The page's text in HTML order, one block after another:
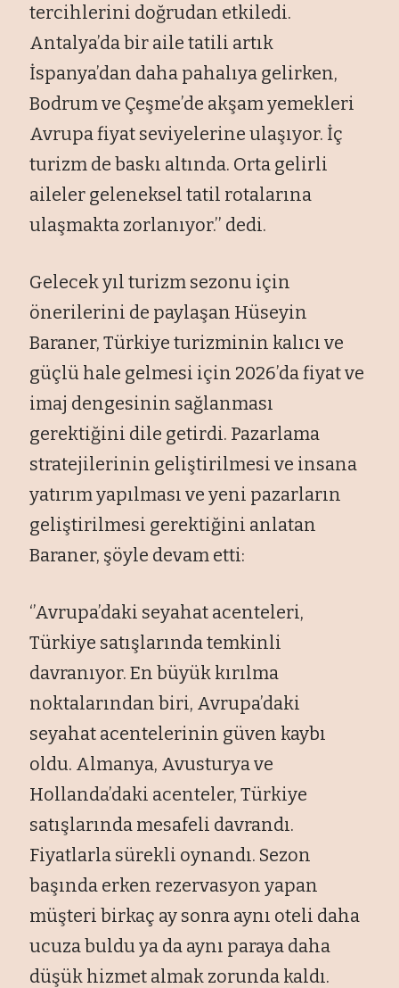
tercihlerini doğrudan etkiledi.
Antalya’da bir aile tatili artık
İspanya’dan daha pahalıya gelirken,
Bodrum ve Çeşme’de akşam yemekleri
Avrupa fiyat seviyelerine ulaşıyor. İç
turizm de baskı altında. Orta gelirli
aileler geleneksel tatil rotalarına
ulaşmakta zorlanıyor.’’ dedi.
Gelecek yıl turizm sezonu için
önerilerini de paylaşan Hüseyin
Baraner, Türkiye turizminin kalıcı ve
güçlü hale gelmesi için 2026’da fiyat ve
imaj dengesinin sağlanması
gerektiğini dile getirdi. Pazarlama
stratejilerinin geliştirilmesi ve insana
yatırım yapılması ve yeni pazarların
geliştirilmesi gerektiğini anlatan
Baraner, şöyle devam etti:
‘’Avrupa’daki seyahat acenteleri,
Türkiye satışlarında temkinli
davranıyor. En büyük kırılma
noktalarından biri, Avrupa’daki
seyahat acentelerinin güven kaybı
oldu. Almanya, Avusturya ve
Hollanda’daki acenteler, Türkiye
satışlarında mesafeli davrandı.
Fiyatlarla sürekli oynandı. Sezon
başında erken rezervasyon yapan
müşteri birkaç ay sonra aynı oteli daha
ucuza buldu ya da aynı paraya daha
düşük hizmet almak zorunda kaldı.